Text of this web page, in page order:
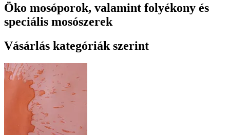
Öko mosóporok, valamint folyékony és
speciális mosószerek
Vásárlás kategóriák szerint